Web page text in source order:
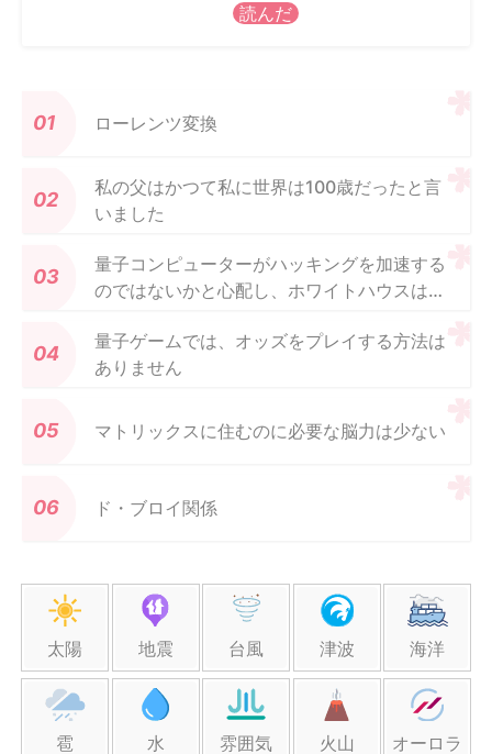
読んだ
ローレンツ変換
私の父はかつて私に世界は100歳だったと言
いました
量子コンピューターがハッキングを加速する
のではないかと心配し、ホワイトハウスは暗
量子ゲームでは、オッズをプレイする方法は
ありません
マトリックスに住むのに必要な脳力は少ない
ド・ブロイ関係
太陽 地震 台風 津波 海洋
雹 水 雰囲気 火山 オーロラ